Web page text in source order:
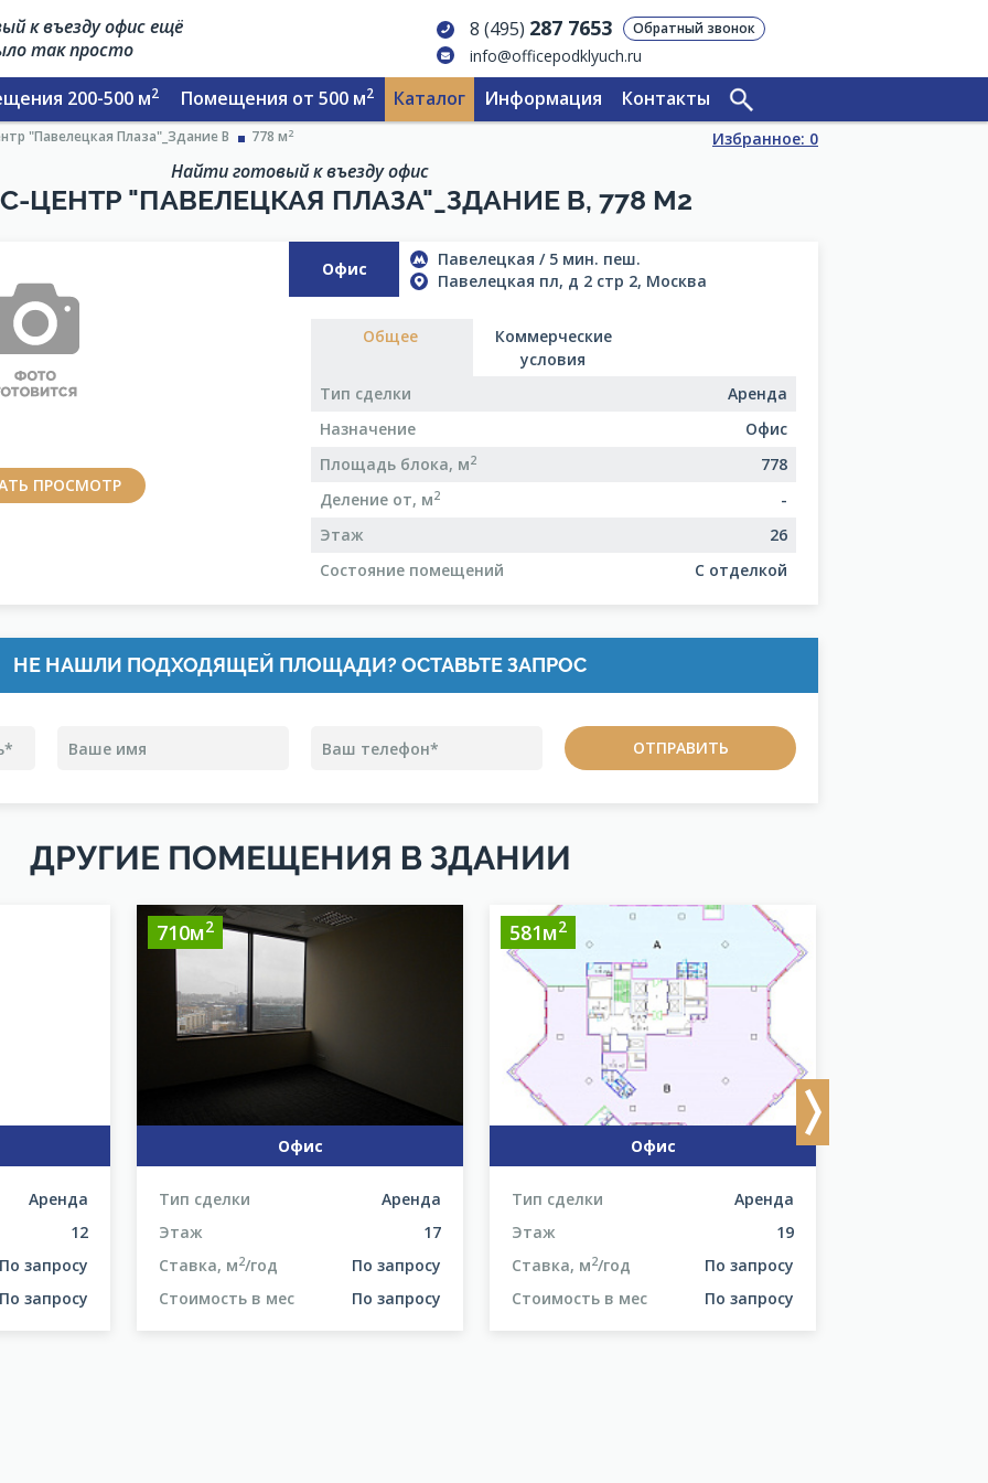
к въезду офис ещё
так просто
8 (495) 287 7653 Обратный звонок
info@officepodklyuch.ru
200-500 м2 Помещения от 500 м2 Каталог Информация Контакты
"Павелецкая Плаза"_Здание В 778 м2 Избранное: 0
Найти готовый к въезду офис
ЦЕНТР "ПАВЕЛЕЦКАЯ ПЛАЗА"_ЗДАНИЕ В, 778 М2
ПРОСМОТР
Офис
Павелецкая / 5 мин. пеш.
Павелецкая пл, д 2 стр 2, Москва
Общее
Коммерческие
условия
Тип сделки
Аренда
Назначение
Офис
Площадь блока, м2
778
Деление от, м2
-
Этаж
26
Состояние помещений
С отделкой
НЕ НАШЛИ ПОДХОДЯЩЕЙ ПЛОЩАДИ? ОСТАВЬТЕ ЗАПРОС
ДРУГИЕ ПОМЕЩЕНИЯ В ЗДАНИИ
Аренда
12
По запросу
По запросу
710м2
Офис
Тип сделки
Аренда
Этаж
17
Ставка, м2/год
По запросу
Стоимость в мес
По запросу
581м2
Офис
Тип сделки
Аренда
Этаж
19
Ставка, м2/год
По запросу
Стоимость в мес
По запросу
Next